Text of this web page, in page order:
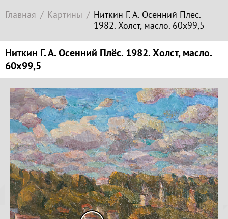
Главная Картины
Ниткин Г. А. Осенний Плёс.
1982. Холст, масло. 60х99,5
Ниткин Г. А. Осенний Плёс. 1982. Холст, масло.
60х99,5
ссылку
Копировать
Копируйте
координаты
места
зарубежное
искусство
Локация
гора
Гора
Левитана
Заречье
Набережная
Торговая
площадь
Верхний
Плёс